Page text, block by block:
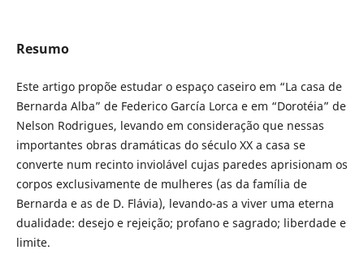
Resumo
Este artigo propõe estudar o espaço caseiro em “La casa de
Bernarda Alba” de Federico García Lorca e em “Dorotéia” de
Nelson Rodrigues, levando em consideração que nessas
importantes obras dramáticas do século XX a casa se
converte num recinto inviolável cujas paredes aprisionam os
corpos exclusivamente de mulheres (as da família de
Bernarda e as de D. Flávia), levando-as a viver uma eterna
dualidade: desejo e rejeição; profano e sagrado; liberdade e
limite.